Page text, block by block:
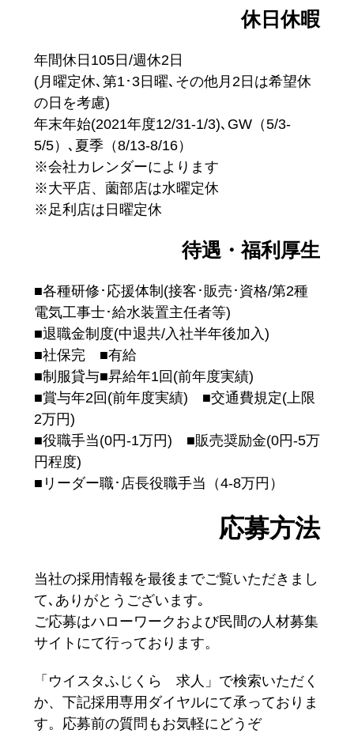
休日休暇
年間休日105日/週休2日
(月曜定休､第1･3日曜､その他月2日は希望休
の日を考慮)
年末年始(2021年度12/31-1/3)､GW（5/3-
5/5）､夏季（8/13-8/16）
※会社カレンダーによります
※大平店、薗部店は水曜定休
※足利店は日曜定休
待遇・福利厚生
■各種研修･応援体制(接客･販売･資格/第2種
電気工事士･給水装置主任者等)
■退職金制度(中退共/入社半年後加入)
■社保完 ■有給
■制服貸与■昇給年1回(前年度実績)
■賞与年2回(前年度実績) ■交通費規定(上限
2万円)
■役職手当(0円-1万円) ■販売奨励金(0円-5万
円程度)
■リーダー職･店長役職手当（4-8万円）
応募方法
当社の採用情報を最後までご覧いただきまし
て､ありがとうございます｡
ご応募はハローワークおよび民間の人材募集
サイトにて行っております。
「ウイスタふじくら 求人」で検索いただく
か、下記採用専用ダイヤルにて承っておりま
す。応募前の質問もお気軽にどうぞ